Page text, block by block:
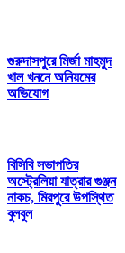
গুরুদাসপুরে মির্জা মাহমুদ
খাল খননে অনিয়মের
অভিযোগ
বিসিবি সভাপতির
অস্ট্রেলিয়া যাত্রার গুঞ্জন
নাকচ, মিরপুরে উপস্থিত
বুলবুল